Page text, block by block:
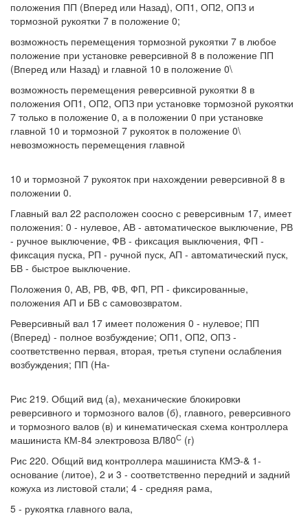
положения ПП (Вперед или Назад), ОП1, ОП2, ОПЗ и
тормозной рукоятки 7 в положение 0;
возможность перемещения тормозной рукоятки 7 в любое
положение при установке реверсивной 8 в положение ПП
(Вперед или Назад) и главной 10 в положение 0\
возможность перемещения реверсивной рукоятки 8 в
положения ОП1, ОП2, ОПЗ при установке тормозной рукоятки
7 только в положение 0, а в положении 0 при установке
главной 10 и тормозной 7 рукояток в положение 0\
невозможность перемещения главной
10 и тормозной 7 рукояток при нахождении реверсивной 8 в
положении 0.
Главный вал 22 расположен соосно с реверсивным 17, имеет
положения: 0 - нулевое, АВ - автоматическое выключение, РВ
- ручное выключение, ФВ - фиксация выключения, ФП -
фиксация пуска, РП - ручной пуск, АП - автоматический пуск,
БВ - быстрое выключение.
Положения 0, АВ, РВ, ФВ, ФП, РП - фиксированные,
положения АП и БВ с самовозвратом.
Реверсивный вал 17 имеет положения 0 - нулевое; ПП
(Вперед) - полное возбуждение; ОП1, ОП2, ОПЗ -
соответственно первая, вторая, третья ступени ослабления
возбуждения; ПП (На-
Рис 219. Общий вид (а), механические блокировки
реверсивного и тормозного валов (б), главного, реверсивного
и тормозного валов (в) и кинематическая схема контроллера
машиниста КМ-84 электровоза ВЛ80С (г)
Рис 220. Общий вид контроллера машиниста КМЭ-& 1-
основание (литое), 2 и 3 - соответственно передний и задний
кожуха из листовой стали; 4 - средняя рама,
5 - рукоятка главного вала,